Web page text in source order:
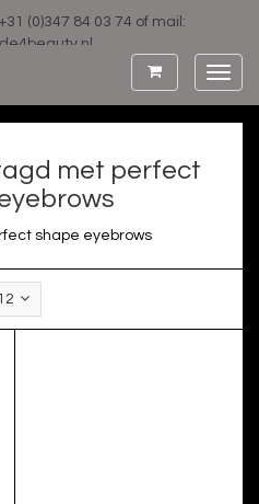
(0)347 84 03 74 of mail:
met perfect
shape eyebrows
12